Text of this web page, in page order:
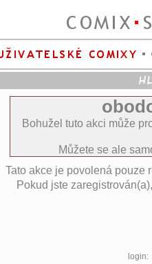
Bohužel tuto akci může
Můžete se ale
Tato akce je povolená pouze
Pokud jste
login: